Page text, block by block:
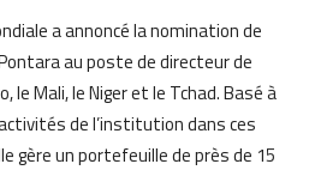
a annoncé la nomination de
au poste de directeur de
le Mali, le Niger et le Tchad. Basé à
de l’institution dans ces
gère un portefeuille de près de 15